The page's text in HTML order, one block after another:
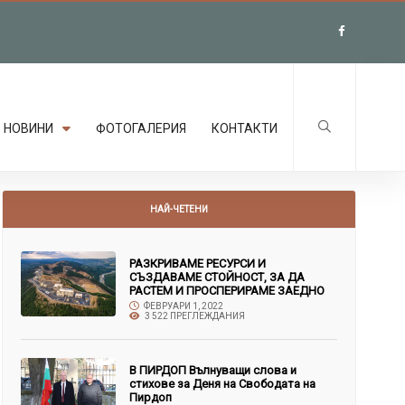
НОВИНИ ФОТОГАЛЕРИЯ КОНТАКТИ
НАЙ-ЧЕТЕНИ
РАЗКРИВАМЕ РЕСУРСИ И
СЪЗДАВАМЕ СТОЙНОСТ, ЗА ДА
РАСТЕМ И ПРОСПЕРИРАМЕ ЗАЕДНО
ФЕВРУАРИ 1, 2022
3 522 ПРЕГЛЕЖДАНИЯ
В ПИРДОП Вълнуващи слова и
стихове за Деня на Свободата на
Пирдоп